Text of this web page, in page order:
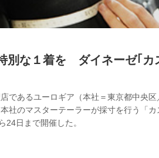
別な１着を ダイネーゼ｢カ
であるユーロギア（本社＝東京都中央区
社のマスターテーラーが採寸を行う「カ
24日まで開催した。